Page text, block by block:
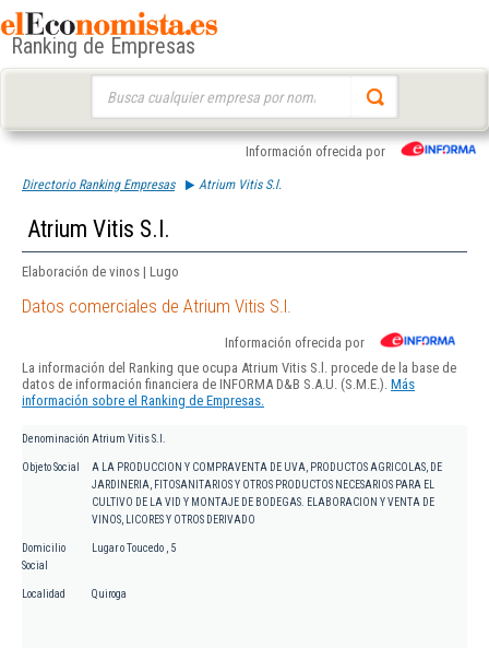
Ranking de Empresas
Información ofrecida por
Directorio Ranking Empresas Atrium Vitis S.l.
Atrium Vitis S.l.
Elaboración de vinos | Lugo
Datos comerciales de Atrium Vitis S.l.
Información ofrecida por
La información del Ranking que ocupa Atrium Vitis S.l. procede de la base de
datos de información financiera de INFORMA D&B S.A.U. (S.M.E.). Más
información sobre el Ranking de Empresas.
Denominación Atrium Vitis S.l.
Objeto Social
A LA PRODUCCION Y COMPRAVENTA DE UVA, PRODUCTOS AGRICOLAS, DE
JARDINERIA, FITOSANITARIOS Y OTROS PRODUCTOS NECESARIOS PARA EL
CULTIVO DE LA VID Y MONTAJE DE BODEGAS. ELABORACION Y VENTA DE
VINOS, LICORES Y OTROS DERIVADO
Domicilio
Social
Lugar o Toucedo , 5
Localidad Quiroga